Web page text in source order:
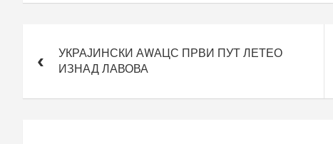
чланкаУКРАЈИНСКИ АWАЦС ПРВИ ПУТ ЛЕТЕО
ИЗНАД ЛАВОВА